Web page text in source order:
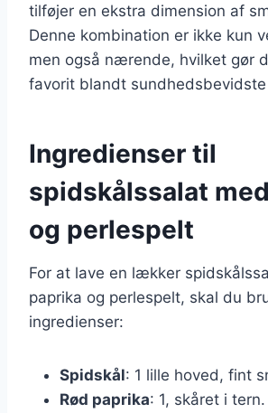
tilføjer en ekstra dimension af
Denne kombination er ikke kun
men også nærende, hvilket gør
favorit blandt
Ingredienser til
spidskålssalat
og perlespelt
For at lave en lækker
paprika og perlespelt, skal du
ingredienser:
Spidskål: 1 lille hoved, fint
Rød paprika: 1, skåret i tern.